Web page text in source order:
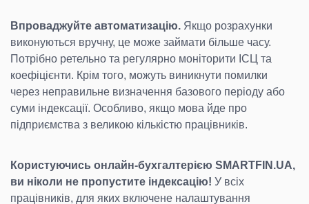
Впроваджуйте автоматизацію. Якщо розрахунки
виконуються вручну, це може займати більше часу.
Потрібно ретельно та регулярно моніторити ІСЦ та
коефіцієнти. Крім того, можуть виникнути помилки
через неправильне визначення базового періоду або
суми індексації. Особливо, якщо мова йде про
підприємства з великою кількістю працівників.
Користуючись онлайн-бухгалтерією SMARTFIN.UA,
ви ніколи не пропустите індексацію! У всіх
працівників, для яких включене налаштування